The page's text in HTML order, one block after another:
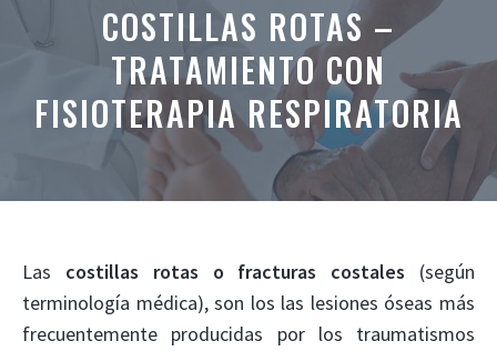
COSTILLAS ROTAS –
TRATAMIENTO CON
FISIOTERAPIA RESPIRATORIA
Las costillas rotas o fracturas costales (según
terminología médica), son los las lesiones óseas más
frecuentemente producidas por los traumatismos